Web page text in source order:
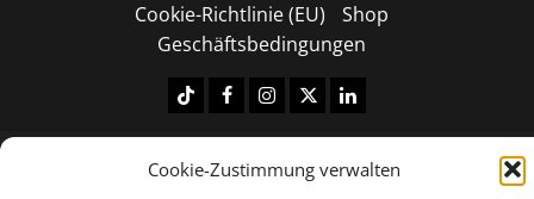
Cookie-Zustimmung verwalten
Cookie-Richtlinie (EU)
Shop
Geschäftsbedingungen
TiktokFacebook
Instagram
X LinkedIN
Copyright © 2026 All rights reserved. |
by
AF themes.